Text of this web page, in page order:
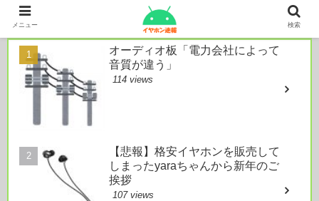
本日のおすすめ
オーディオ板「電力会社によって
音質が違う」
114 views
【悲報】格安イヤホンを販売して
しまったyaraちゃんから新年のご
挨拶
107 views
メニュー 検索